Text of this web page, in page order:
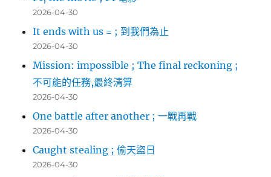
2026-04-30
It ends with us = ; 到我們為止
2026-04-30
Mission: impossible ; The final reckoning ;
不可能的任務,最終清算
2026-04-30
One battle after another ; 一戰再戰
2026-04-30
Caught stealing ; 偷天盜日
2026-04-30